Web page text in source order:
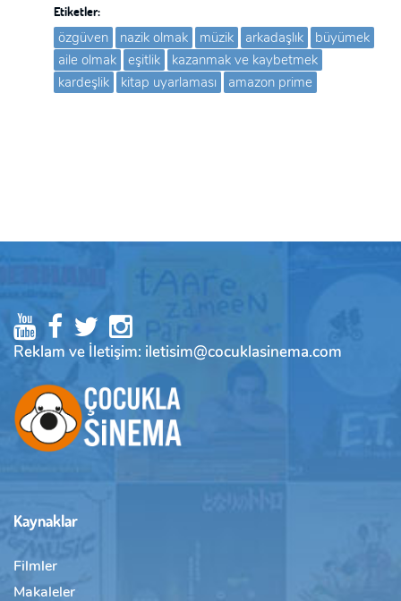
Etiketler:
özgüven nazik olmak müzik arkadaşlık
büyümek
aile olmak
eşitlik
kazanmak ve kaybetmek
kardeşlik
kitap uyarlaması amazon prime
Reklam ve İletişim: iletisim@cocuklasinema.com
Kaynaklar
Filmler
Makaleler